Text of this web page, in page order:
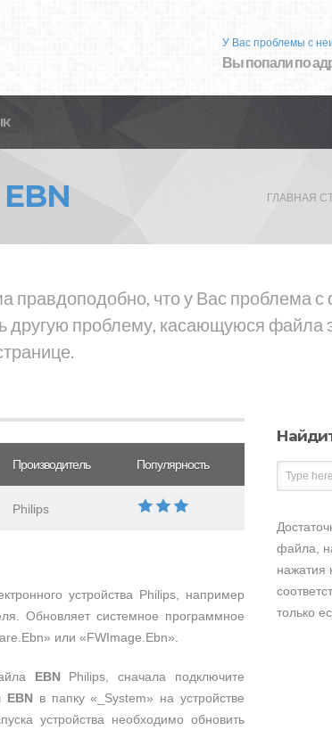
У Вас проблемы с
Вы попали по
EBN ГЛАВНАЯ
правдоподобно, что у Вас проблема
другую проблему, касающуюся файла
Производитель Популярность
Philips
устройства Philips, например
Обновляет системное программное
или «FWImage.Ebn».
EBN Philips, сначала подключите
EBN в папку «_System» на устройстве
устройства необходимо обновить
файла,
нажатия
только